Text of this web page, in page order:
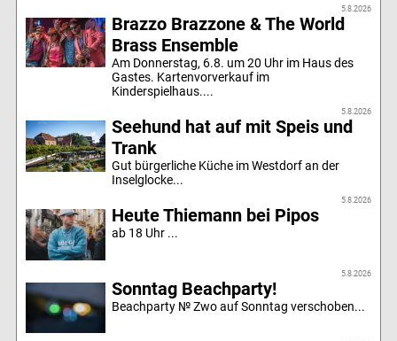
5.8.2026
Brazzo Brazzone & The World
Brass Ensemble
Am Donnerstag, 6.8. um 20 Uhr im Haus des
Gastes. Kartenvorverkauf im
Kinderspielhaus....
5.8.2026
Seehund hat auf mit Speis und
Trank
Gut bürgerliche Küche im Westdorf an der
Inselglocke...
5.8.2026
Heute Thiemann bei Pipos
ab 18 Uhr ...
5.8.2026
Sonntag Beachparty!
Beachparty № Zwo auf Sonntag verschoben...